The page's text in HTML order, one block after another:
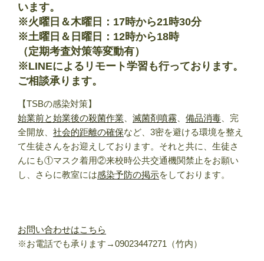
います。
※火曜日＆木曜日：17時から21時30分
※土曜日＆日曜日：12時から18時
（定期考査対策等変動有）
※LINEによるリモート学習も行っております。
ご相談承ります。
【TSBの感染対策】
始業前と始業後の殺菌作業
滅菌剤噴霧 備品消毒 、完
全開放、 社会的距離の確保など、3密を避ける環境を整え
て生徒さんをお迎えしております。それと共に、生徒さ
んにも①マスク着用②来校時公共交通機関禁止をお願い
し、さらに教室には感染予防の掲示をしております。
お問い合わせはこちら
※お電話でも承ります→09023447271（竹内）